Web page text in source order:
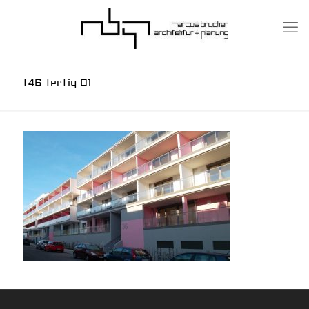
t46 fertig 01